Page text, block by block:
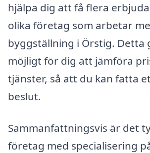
hjälpa dig att få flera
olika företag som arbetar
byggställning i Örstig. Detta
möjligt för dig att jämföra
tjänster, så att du kan fatta
beslut.
Sammanfattningsvis är det
företag med specialisering